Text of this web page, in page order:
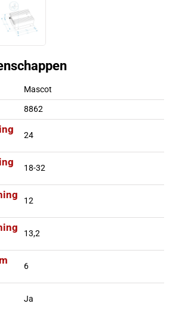
Mascot
8862
24
18-32
12
13,2
6
Ja